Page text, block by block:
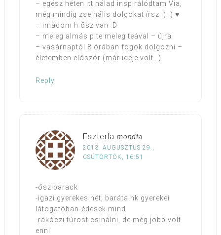
– egész héten itt nálad inspirálódtam Via,
még mindíg zseinális dolgokat írsz :) ;) ♥
– imádom h ősz van :D
– meleg almás pite meleg teával – újra
– vasárnaptól 8 órában fogok dolgozni –
életemben először (már ideje volt…)
Reply
Eszterla mondta
2013. AUGUSZTUS 29.,
CSÜTÖRTÖK, 16:51
-őszibarack
-igazi gyerekes hét, barátaink gyerekei
látogatóban-édesek mind
-rákóczi túrost csinálni, de még jobb volt
enni